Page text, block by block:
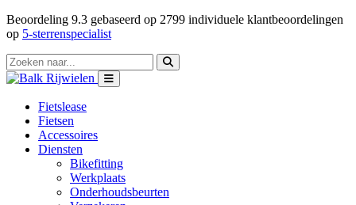
Beoordeling 9.3 gebaseerd op 2799 individuele klantbeoordelingen
op 5-sterrenspecialist
Fietslease
Fietsen
Accessoires
Diensten
Bikefitting
Werkplaats
Onderhoudsbeurten